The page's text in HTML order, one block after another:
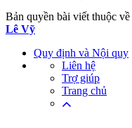
Bản quyền bài viết thuộc về
Lê Vỹ
Quy định và Nội quy
Liên hệ
Trợ giúp
Trang chủ